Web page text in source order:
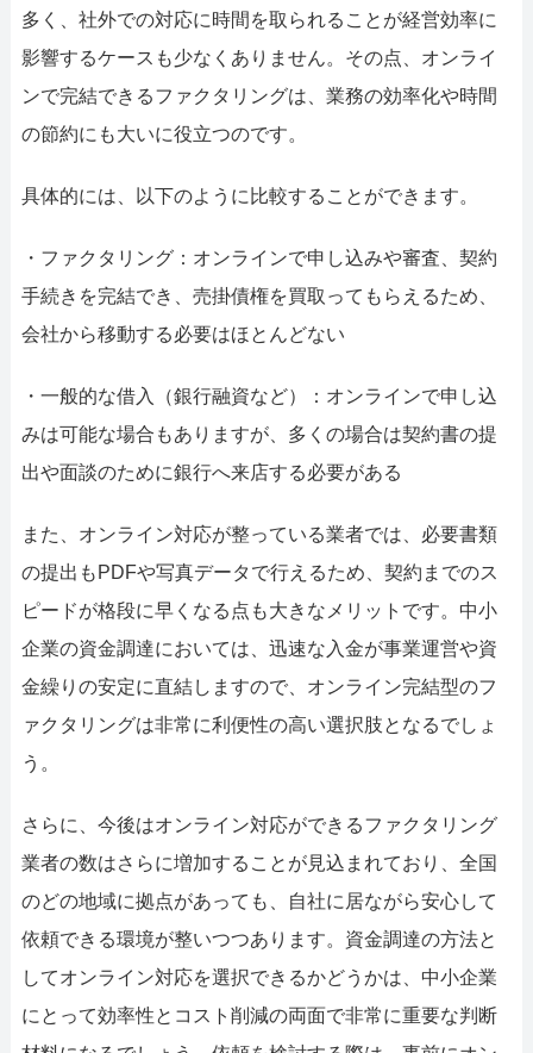
多く、社外での対応に時間を取られることが経営効率に
影響するケースも少なくありません。その点、オンライ
ンで完結できるファクタリングは、業務の効率化や時間
の節約にも大いに役立つのです。
具体的には、以下のように比較することができます。
・ファクタリング：オンラインで申し込みや審査、契約
手続きを完結でき、売掛債権を買取ってもらえるため、
会社から移動する必要はほとんどない
・一般的な借入（銀行融資など）：オンラインで申し込
みは可能な場合もありますが、多くの場合は契約書の提
出や面談のために銀行へ来店する必要がある
また、オンライン対応が整っている業者では、必要書類
の提出もPDFや写真データで行えるため、契約までのス
ピードが格段に早くなる点も大きなメリットです。中小
企業の資金調達においては、迅速な入金が事業運営や資
金繰りの安定に直結しますので、オンライン完結型のフ
ァクタリングは非常に利便性の高い選択肢となるでしょ
う。
さらに、今後はオンライン対応ができるファクタリング
業者の数はさらに増加することが見込まれており、全国
のどの地域に拠点があっても、自社に居ながら安心して
依頼できる環境が整いつつあります。資金調達の方法と
してオンライン対応を選択できるかどうかは、中小企業
にとって効率性とコスト削減の両面で非常に重要な判断